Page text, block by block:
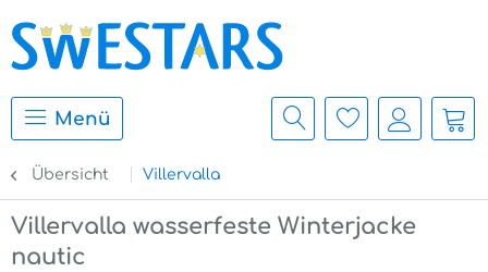
Menü
Übersicht Villervalla
Villervalla wasserfeste Winterjacke
nautic